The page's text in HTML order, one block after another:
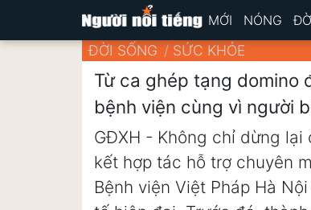
MỚI NÓNG
ĐỜI SỐNG SỨC KHỎE
Từ ca ghép tạng domino
bệnh viện cùng vì người
GĐXH - Không chỉ dừng
kết hợp tác hỗ trợ chuyên
Bệnh viện Việt Pháp Hà